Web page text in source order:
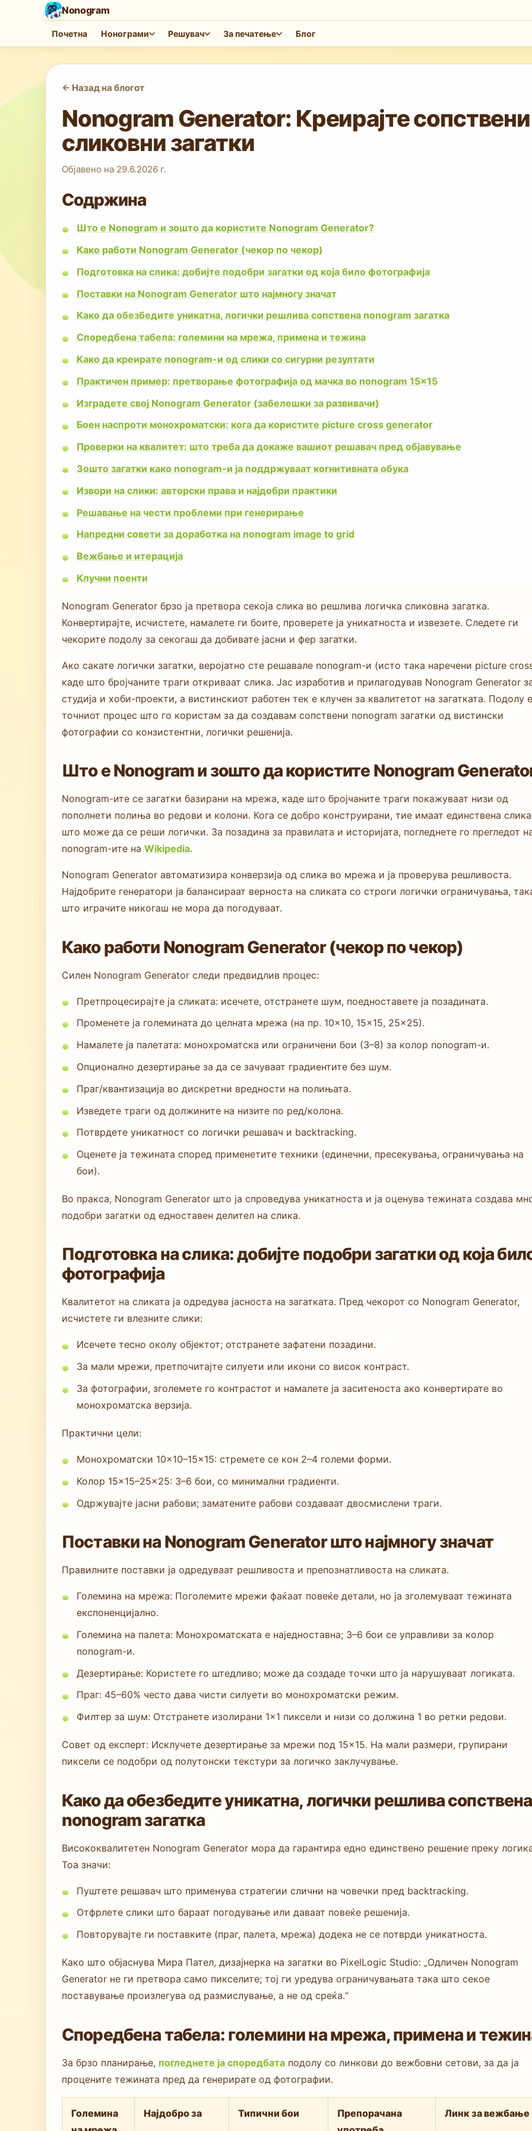
Nonogram
Почетна Нонограми Решувач За печатење Блог
<- Назад на блогот
Nonogram Generator: Креирајте сопствени
сликовни загатки
Објавено на 29.6.2026 г.
Содржина
Што е Nonogram и зошто да користите Nonogram Generator?
Како работи Nonogram Generator (чекор по чекор)
Подготовка на слика: добијте подобри загатки од која било фотографија
Поставки на Nonogram Generator што најмногу значат
Како да обезбедите уникатна, логички решлива сопствена nonogram загатка
Споредбена табела: големини на мрежа, примена и тежина
Како да креирате nonogram-и од слики со сигурни резултати
Практичен пример: претворање фотографија од мачка во nonogram 15×15
Изградете свој Nonogram Generator (забелешки за развивачи)
Боен наспроти монохроматски: кога да користите picture cross generator
Проверки на квалитет: што треба да докаже вашиот решавач пред објавување
Зошто загатки како nonogram-и ја поддржуваат когнитивната обука
Извори на слики: авторски права и најдобри практики
Решавање на чести проблеми при генерирање
Напредни совети за доработка на nonogram image to grid
Вежбање и итерација
Клучни поенти
Nonogram Generator брзо ја претвора секоја слика во решлива логичка сликовна загатка.
Конвертирајте, исчистете, намалете ги боите, проверете ја уникатноста и извезете. Следете ги
чекорите подолу за секогаш да добивате јасни и фер загатки.
Ако сакате логички загатки, веројатно сте решавале nonogram-и (исто така наречени picture
каде што бројчаните траги откриваат слика. Јас изработив и прилагодував Nonogram Generator
студија и хоби-проекти, а вистинскиот работен тек е клучен за квалитетот на загатката. Подолу е
точниот процес што го користам за да создавам сопствени nonogram загатки од вистински
фотографии со конзистентни, логички решенија.
Што е Nonogram и зошто да користите Nonogram
Nonogram-ите се загатки базирани на мрежа, каде што бројчаните траги покажуваат низи од
пополнети полиња во редови и колони. Кога се добро конструирани, тие имаат единствена слика
што може да се реши логички. За позадина за правилата и историјата, погледнете го прегледот
nonogram-ите на Wikipedia.
Nonogram Generator автоматизира конверзија од слика во мрежа и ја проверува решливоста.
Најдобрите генератори ја балансираат верноста на сликата со строги логички ограничувања,
што играчите никогаш не мора да погодуваат.
Како работи Nonogram Generator (чекор по чекор)
Силен Nonogram Generator следи предвидлив процес:
Претпроцесирајте ја сликата: исечете, отстранете шум, поедноставете ја позадината.
Променете ја големината до целната мрежа (на пр. 10×10, 15×15, 25×25).
Намалете ја палетата: монохроматска или ограничени бои (3–8) за колор nonogram-и.
Опционално дезертирање за да се зачуваат градиентите без шум.
Праг/квантизација во дискретни вредности на полињата.
Изведете траги од должините на низите по ред/колона.
Потврдете уникатност со логички решавач и backtracking.
Оценете ја тежината според применетите техники (единечни, пресекувања, ограничувања на
бои).
Во пракса, Nonogram Generator што ја спроведува уникатноста и ја оценува тежината создава
подобри загатки од едноставен делител на слика.
Подготовка на слика: добијте подобри загатки од која
фотографија
Квалитетот на сликата ја одредува јасноста на загатката. Пред чекорот со Nonogram Generator,
исчистете ги влезните слики:
Исечете тесно околу објектот; отстранете зафатени позадини.
За мали мрежи, претпочитајте силуети или икони со висок контраст.
За фотографии, зголемете го контрастот и намалете ја заситеноста ако конвертирате во
монохроматска верзија.
Практични цели:
Монохроматски 10×10–15×15: стремете се кон 2–4 големи форми.
Колор 15×15–25×25: 3–6 бои, со минимални градиенти.
Одржувајте јасни рабови; заматените рабови создаваат двосмислени траги.
Поставки на Nonogram Generator што најмногу значат
Правилните поставки ја одредуваат решливоста и препознатливоста на сликата.
Големина на мрежа: Поголемите мрежи фаќаат повеќе детали, но ја зголемуваат тежината
експоненцијално.
Големина на палета: Монохроматската е наједноставна; 3–6 бои се управливи за колор
nonogram-и.
Дезертирање: Користете го штедливо; може да создаде точки што ја нарушуваат логиката.
Праг: 45–60% често дава чисти силуети во монохроматски режим.
Филтер за шум: Отстранете изолирани 1×1 пиксели и низи со должина 1 во ретки редови.
Совет од експерт: Исклучете дезертирање за мрежи под 15×15. На мали размери, групирани
пиксели се подобри од полутонски текстури за логичко заклучување.
Како да обезбедите уникатна, логички решлива сопствена
nonogram загатка
Висококвалитетен Nonogram Generator мора да гарантира едно единствено решение преку
Тоа значи:
Пуштете решавач што применува стратегии слични на човечки пред backtracking.
Отфрлете слики што бараат погодување или даваат повеќе решенија.
Повторувајте ги поставките (праг, палета, мрежа) додека не се потврди уникатноста.
Како што објаснува Мира Пател, дизајнерка на загатки во PixelLogic Studio: „Одличен Nonogram
Generator не ги претвора само пикселите; тој ги уредува ограничувањата така што секое
поставување произлегува од размислување, а не од среќа.“
Споредбена табела: големини на мрежа, примена и
За брзо планирање, погледнете ја споредбатаподолу со линкови до вежбовни сетови, за да ја
процените тежината пред да генерирате од фотографии.
Големина
Најдобро за Типични бои
Препорачана
Линк за вежбање